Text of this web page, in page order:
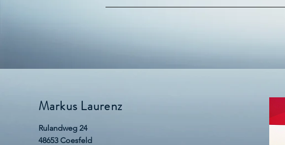
Markus Laurenz
Rulandweg 24
48653 Coesfeld